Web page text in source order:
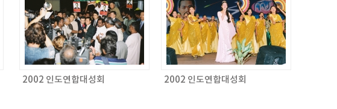
2002 인도연합대성회 2002 인도연합대성회